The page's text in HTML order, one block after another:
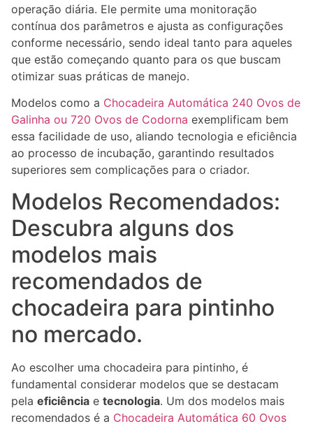
operação diária. Ele permite uma monitoração
contínua dos parâmetros e ajusta as configurações
conforme necessário, sendo ideal tanto para aqueles
que estão começando quanto para os que buscam
otimizar suas práticas de manejo.
Modelos como a Chocadeira Automática 240 Ovos de
Galinha ou 720 Ovos de Codorna exemplificam bem
essa facilidade de uso, aliando tecnologia e eficiência
ao processo de incubação, garantindo resultados
superiores sem complicações para o criador.
Modelos Recomendados:
Descubra alguns dos
modelos mais
recomendados de
chocadeira para pintinho
no mercado.
Ao escolher uma chocadeira para pintinho, é
fundamental considerar modelos que se destacam
pela eficiência e tecnologia. Um dos modelos mais
recomendados é a Chocadeira Automática 60 Ovos